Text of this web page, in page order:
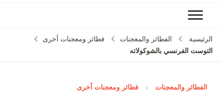
الرئيسية الفطائر والمعجنات
فطائر ومعجنات أخرى
التوست الفرنسي بالشوكولاته
الفطائر والمعجنات فطائر ومعجنات أخرى